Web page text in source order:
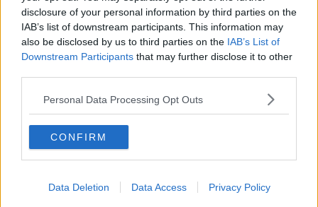
disclosure of your personal information by third parties on the
IAB’s list of downstream participants. This information may
also be disclosed by us to third parties on the IAB’s List of
Downstream Participants that may further disclose it to other
Personal Data Processing Opt Outs
CONFIRM
Data Deletion Data Access Privacy Policy
mosaico della biodiversità.
Parliamo di un patrimonio che appartiene a tutti, come hanno
sancito anche le modifiche alla Costituzione della Repubblica
Italiana approvate l’8 febbraio 2022 (articoli 9 e 41) e proprio per
questo gli entomologi della WBA, il Nat Lab ed il Parco Nazionale
dell’Arcipelago Toscano vogliono coinvolgere i cittadini nella scelta
del nome da dare alla specie.Vi proponiamo tre nomi che saranno
spiegati e che potrete votare entro il 6 gennaio 2024
a questo link.
Embia dell’Isola d’Elba Embia ilvana n. sp. L'isola d’Elba era detta
dai greci Aithàle, Aithàleia e Aithalìa, tutti nomi derivanti dal termine
greco aithàle, «fuliggine», in riferimento alle attività di lavorazione
Ilva, toponimo di probabile origine preromana facente riferimento